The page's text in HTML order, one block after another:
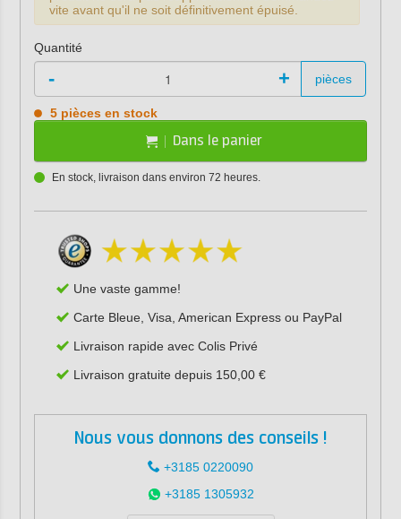
vite avant qu'il ne soit définitivement épuisé.
Quantité
- + pièces
5 pièces en stock
Dans le panier
En stock, livraison dans environ 72 heures.
Une vaste gamme!
Carte Bleue, Visa, American Express ou PayPal
Livraison rapide avec Colis Privé
Livraison gratuite depuis 150,00 €
Nous vous donnons des conseils !
+3185 0220090
+3185 1305932